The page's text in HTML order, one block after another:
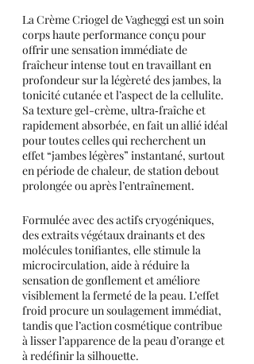
La Crème Criogel de Vagheggi est un soin
corps haute performance conçu pour
offrir une sensation immédiate de
fraîcheur intense tout en travaillant en
profondeur sur la légèreté des jambes, la
tonicité cutanée et l’aspect de la cellulite.
Sa texture gel-crème, ultra‑fraîche et
rapidement absorbée, en fait un allié idéal
pour toutes celles qui recherchent un
effet “jambes légères” instantané, surtout
en période de chaleur, de station debout
prolongée ou après l’entraînement.
Formulée avec des actifs cryogéniques,
des extraits végétaux drainants et des
molécules tonifiantes, elle stimule la
microcirculation, aide à réduire la
sensation de gonflement et améliore
visiblement la fermeté de la peau. L’effet
froid procure un soulagement immédiat,
tandis que l’action cosmétique contribue
à lisser l’apparence de la peau d’orange et
à redéfinir la silhouette.